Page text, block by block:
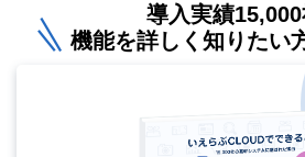
導入実績15,000
機能を詳しく知りたい